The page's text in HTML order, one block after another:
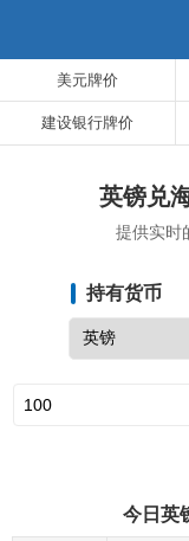
美元牌价
建设银行牌价
英镑兑
提供实时
持有货币
今日英